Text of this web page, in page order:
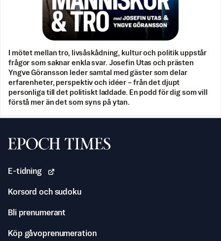
I mötet mellan tro, livsåskådning, kultur och politik uppstår
frågor som saknar enkla svar. Josefin Utas och prästen
Yngve Göransson leder samtal med gäster som delar
erfarenheter, perspektiv och idéer – från det djupt
personliga till det politiskt laddade. En podd för dig som vill
förstå mer än det som syns på ytan.
Svenska Epoch Times
E-tidning
Korsord och sudoku
Bli prenumerant
Köp gåvoprenumeration